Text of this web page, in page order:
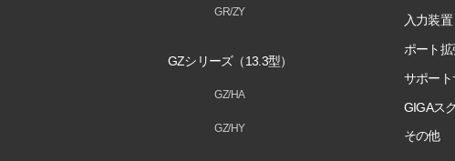
GR/ZY
GZシリーズ（13.3型）
GZ/HA
GZ/HY
入力装置
ポート
サポー
GIGAス
その他